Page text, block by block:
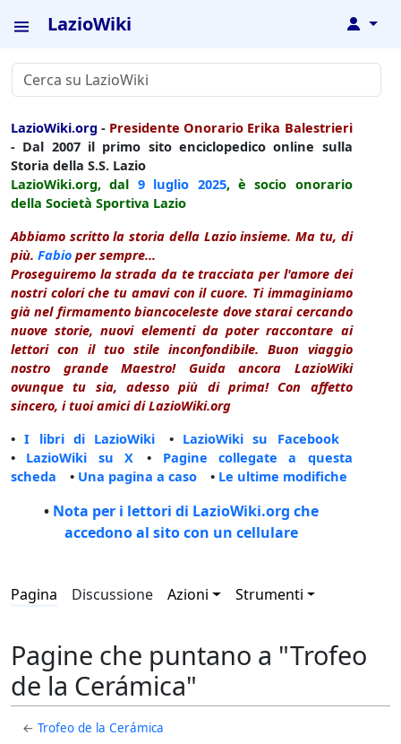
LazioWiki ↓
LazioWiki.org - Presidente Onorario Erika Balestrieri
- Dal 2007 il primo sito enciclopedico online sulla
Storia della S.S. Lazio
LazioWiki.org, dal 9 luglio 2025, è socio onorario
della Società Sportiva Lazio
Abbiamo scritto la storia della Lazio insieme. Ma tu, di
più. Fabio per sempre...
Proseguiremo la strada da te tracciata per l'amore dei
nostri colori che tu amavi con il cuore. Ti immaginiamo
già nel firmamento biancoceleste dove starai cercando
nuove storie, nuovi elementi da poter raccontare ai
lettori con il tuo stile inconfondibile. Buon viaggio
nostro grande Maestro! Guida ancora LazioWiki
ovunque tu sia, adesso più di prima! Con affetto
sincero, i tuoi amici di LazioWiki.org
•I libri di LazioWiki • LazioWiki su Facebook
• LazioWiki su X • Pagine collegate a questa
scheda • Una pagina a caso • Le ultime modifiche
• Nota per i lettori di LazioWiki.org che
accedono al sito con un cellulare
Pagina Discussione Azioni Strumenti
Pagine che puntano a "Trofeo
de la Cerámica"
←Trofeo de la Cerámica